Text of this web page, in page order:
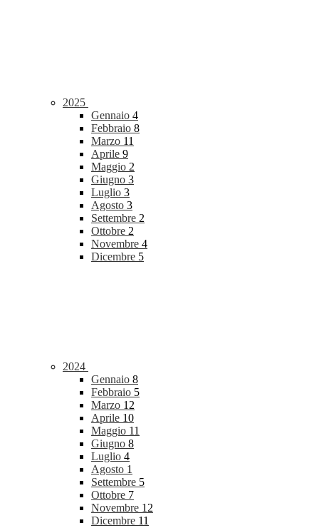
2025
Gennaio 4
Febbraio 8
Marzo 11
Aprile 9
Maggio 2
Giugno 3
Luglio 3
Agosto 3
Settembre 2
Ottobre 2
Novembre 4
Dicembre 5
2024
Gennaio 8
Febbraio 5
Marzo 12
Aprile 10
Maggio 11
Giugno 8
Luglio 4
Agosto 1
Settembre 5
Ottobre 7
Novembre 12
Dicembre 11